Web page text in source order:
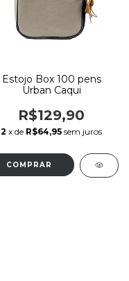
Estojo Box 100 pens
Urban Caqui
R$129,90
2 x de R$64,95 sem juros